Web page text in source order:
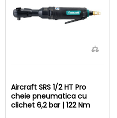
Aircraft SRS 1/2 HT Pro
cheie pneumatica cu
clichet 6,2 bar | 122 Nm